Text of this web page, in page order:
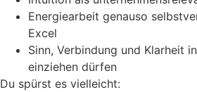
Energiearbeit genauso
Excel
Sinn, Verbindung und Klarheit
einziehen dürfen
Du spürst es vielleicht: